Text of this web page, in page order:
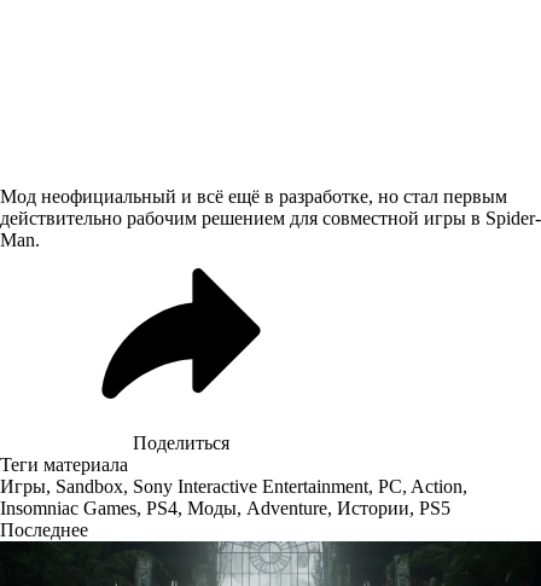
Мод неофициальный и всё ещё в разработке, но стал первым
действительно рабочим решением для совместной игры в Spider-
Man.
Поделиться
Теги материала
Игры, Sandbox, Sony Interactive Entertainment, PC, Action,
Insomniac Games, PS4, Моды, Adventure, Истории, PS5
Последнее